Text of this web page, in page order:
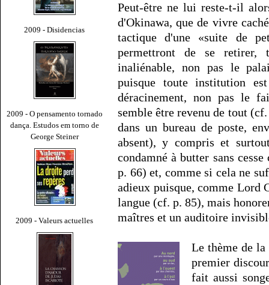
2009 - Disidencias
2009 - O pensamento tornado
dança. Estudos em torno de
George Steiner
2009 - Valeurs actuelles
Peut-être ne lui reste-t-il
d'Okinawa, que de vivre
tactique d'une «suite de
permettront de se retirer,
inaliénable, non pas le
puisque toute institution
déracinement, non pas le
semble être revenu de tout
dans un bureau de poste,
absent), y compris et
condamné à butter sans
p. 66) et, comme si cela ne
adieux puisque, comme Lord
langue (cf. p. 85), mais
maîtres et un auditoire
Le thème de
premier
fait aussi